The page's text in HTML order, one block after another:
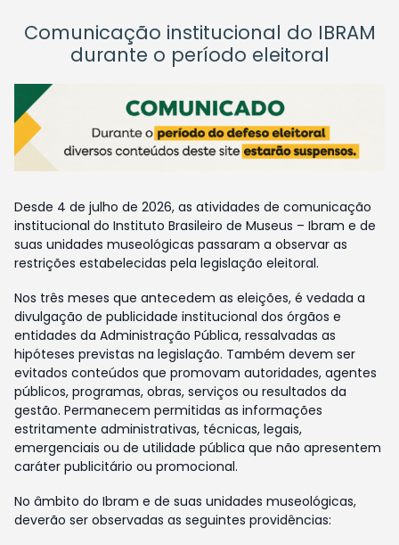
Comunicação institucional do IBRAM
durante o período eleitoral
Desde 4 de julho de 2026, as atividades de comunicação
institucional do Instituto Brasileiro de Museus – Ibram e de
suas unidades museológicas passaram a observar as
restrições estabelecidas pela legislação eleitoral.
Nos três meses que antecedem as eleições, é vedada a
divulgação de publicidade institucional dos órgãos e
entidades da Administração Pública, ressalvadas as
hipóteses previstas na legislação. Também devem ser
evitados conteúdos que promovam autoridades, agentes
públicos, programas, obras, serviços ou resultados da
gestão. Permanecem permitidas as informações
estritamente administrativas, técnicas, legais,
emergenciais ou de utilidade pública que não apresentem
caráter publicitário ou promocional.
No âmbito do Ibram e de suas unidades museológicas,
deverão ser observadas as seguintes providências: